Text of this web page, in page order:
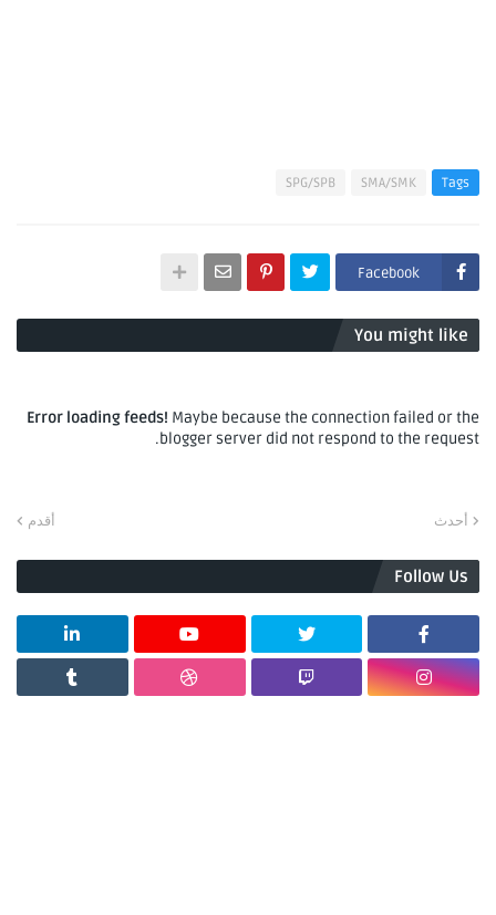
Tags
SMA/SMK
SPG/SPB
Facebook
You might like
Error loading feeds! Maybe because the connection failed or the
blogger server did not respond to the request.
أحدث أقدم
Follow Us